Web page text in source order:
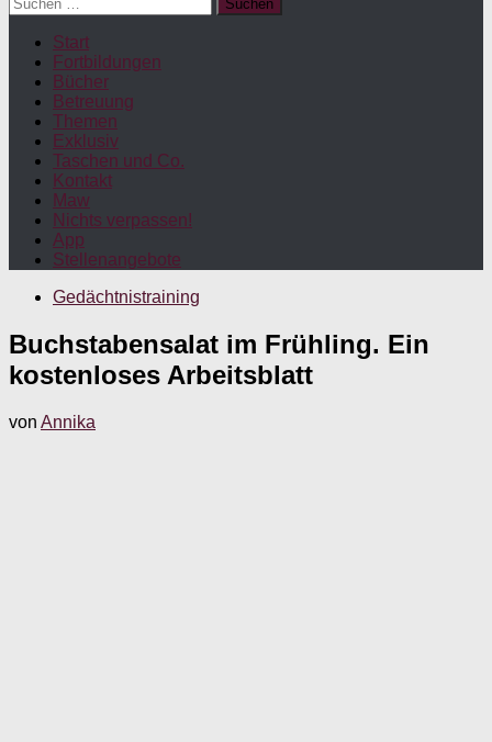
nach:
Start
Fortbildungen
Bücher
Betreuung
Themen
Exklusiv
Taschen und Co.
Kontakt
Maw
Nichts verpassen!
App
Stellenangebote
Gedächtnistraining
Buchstabensalat im Frühling. Ein
kostenloses Arbeitsblatt
von Annika